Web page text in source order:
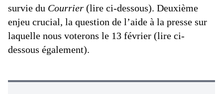
survie du Courrier (lire ci-dessous). Deuxième
enjeu crucial, la question de l’aide à la presse sur
laquelle nous voterons le 13 février (lire ci-
dessous également).